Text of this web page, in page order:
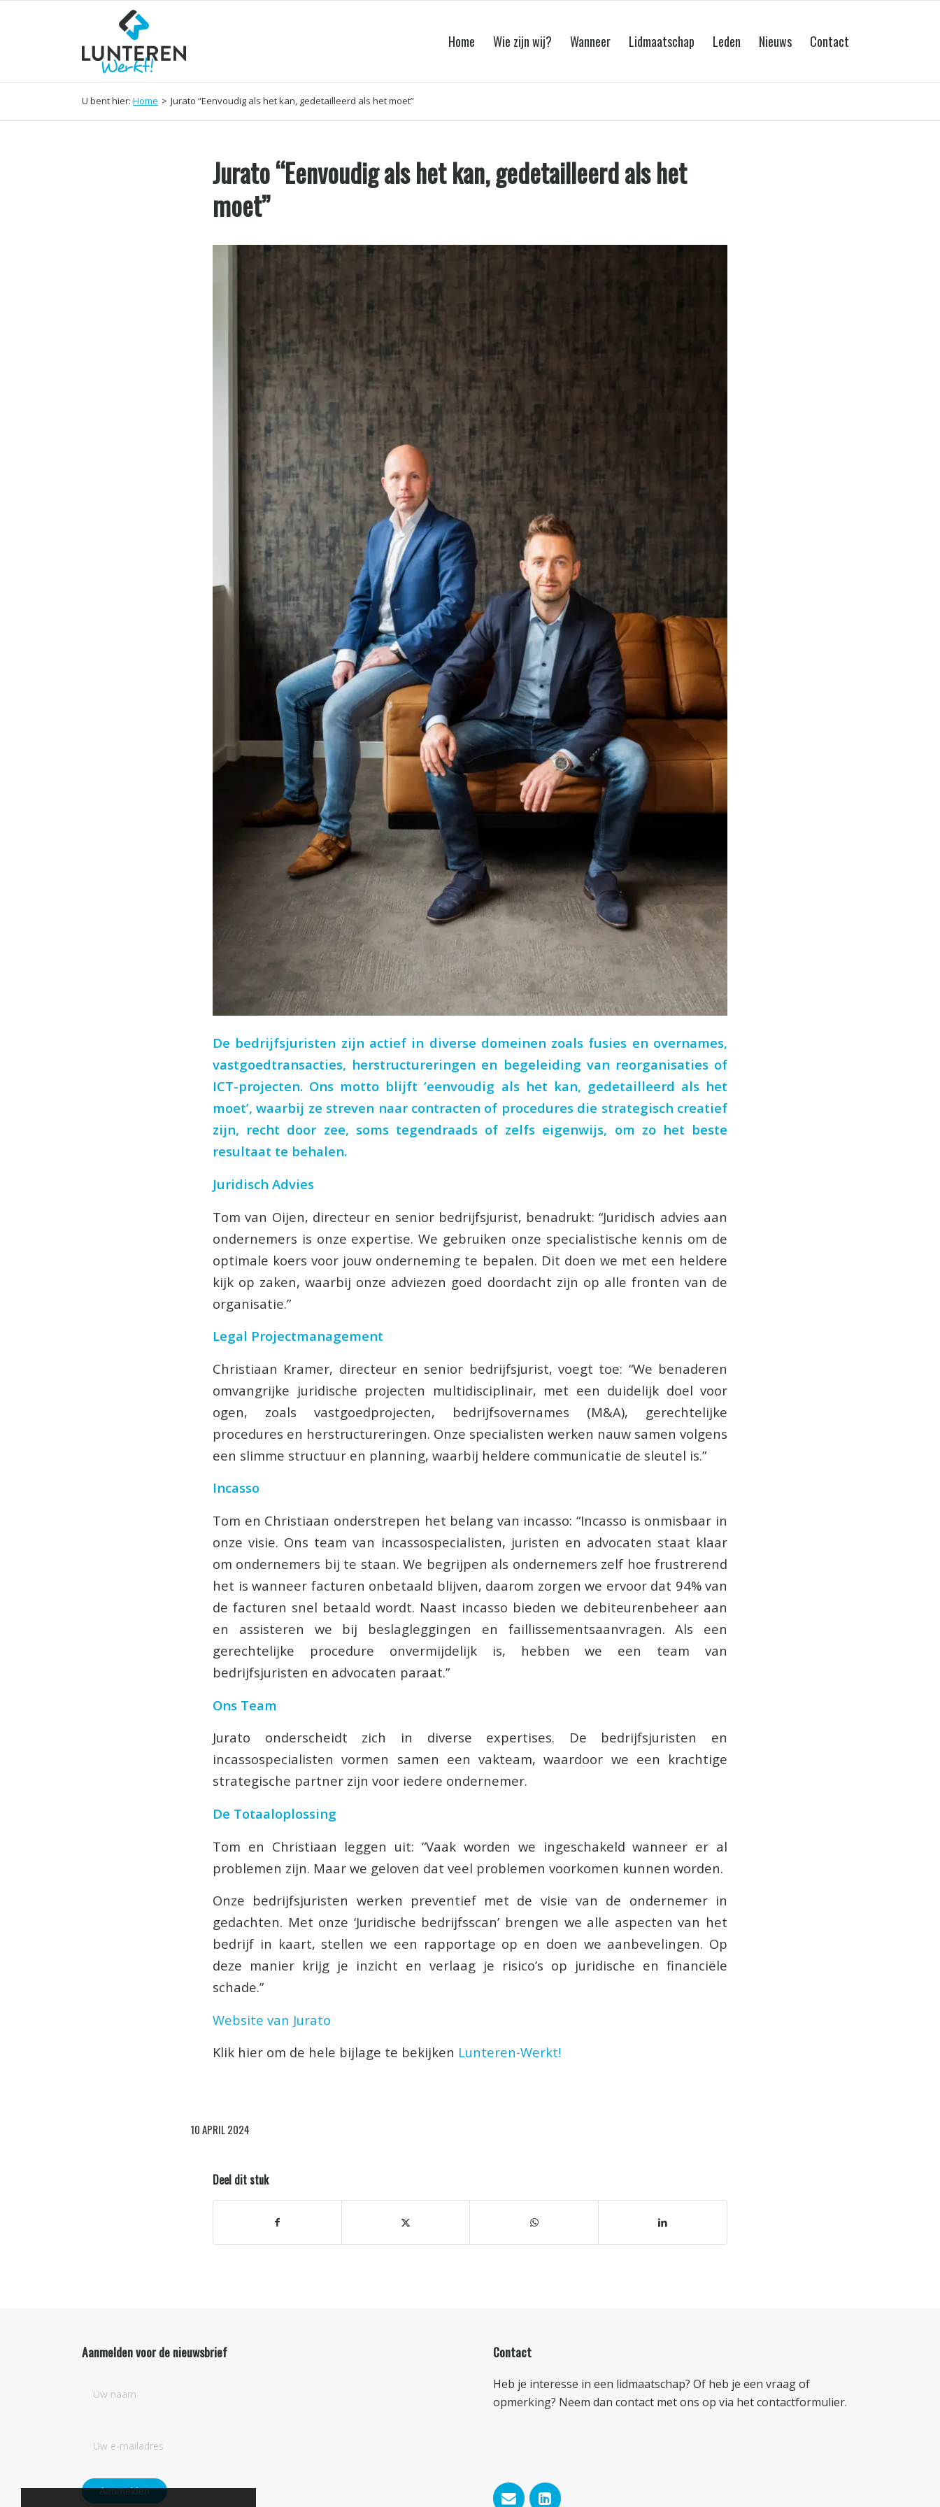
Home Wie zijn wij? Wanneer Lidmaatschap Leden Nieuws Contact
U bent hier: Home > Jurato “Eenvoudig als het kan, gedetailleerd als het moet”
Jurato “Eenvoudig als het kan, gedetailleerd als het
moet”
De bedrijfsjuristen zijn actief in diverse domeinen zoals fusies en overnames,
vastgoedtransacties, herstructureringen en begeleiding van reorganisaties of
ICT-projecten. Ons motto blijft ‘eenvoudig als het kan, gedetailleerd als het
moet’, waarbij ze streven naar contracten of procedures die strategisch creatief
zijn, recht door zee, soms tegendraads of zelfs eigenwijs, om zo het beste
resultaat te behalen.
Juridisch Advies
Tom van Oijen, directeur en senior bedrijfsjurist, benadrukt: “Juridisch advies aan
ondernemers is onze expertise. We gebruiken onze specialistische kennis om de
optimale koers voor jouw onderneming te bepalen. Dit doen we met een heldere
kijk op zaken, waarbij onze adviezen goed doordacht zijn op alle fronten van de
organisatie.”
Legal Projectmanagement
Christiaan Kramer, directeur en senior bedrijfsjurist, voegt toe: “We benaderen
omvangrijke juridische projecten multidisciplinair, met een duidelijk doel voor
ogen, zoals vastgoedprojecten, bedrijfsovernames (M&A), gerechtelijke
procedures en herstructureringen. Onze specialisten werken nauw samen volgens
een slimme structuur en planning, waarbij heldere communicatie de sleutel is.”
Incasso
Tom en Christiaan onderstrepen het belang van incasso: “Incasso is onmisbaar in
onze visie. Ons team van incassospecialisten, juristen en advocaten staat klaar
om ondernemers bij te staan. We begrijpen als ondernemers zelf hoe frustrerend
het is wanneer facturen onbetaald blijven, daarom zorgen we ervoor dat 94% van
de facturen snel betaald wordt. Naast incasso bieden we debiteurenbeheer aan
en assisteren we bij beslagleggingen en faillissementsaanvragen. Als een
gerechtelijke procedure onvermijdelijk is, hebben we een team van
bedrijfsjuristen en advocaten paraat.”
Ons Team
Jurato onderscheidt zich in diverse expertises. De bedrijfsjuristen en
incassospecialisten vormen samen een vakteam, waardoor we een krachtige
strategische partner zijn voor iedere ondernemer.
De Totaaloplossing
Tom en Christiaan leggen uit: “Vaak worden we ingeschakeld wanneer er al
problemen zijn. Maar we geloven dat veel problemen voorkomen kunnen worden.
Onze bedrijfsjuristen werken preventief met de visie van de ondernemer in
gedachten. Met onze ‘Juridische bedrijfsscan’ brengen we alle aspecten van het
bedrijf in kaart, stellen we een rapportage op en doen we aanbevelingen. Op
deze manier krijg je inzicht en verlaag je risico’s op juridische en financiële
schade.”
Website van Jurato
Klik hier om de hele bijlage te bekijken Lunteren-Werkt!
10 APRIL 2024
Deel dit stuk
Aanmelden voor de nieuwsbrief Contact
Heb je interesse in een lidmaatschap? Of heb je een vraag of
opmerking? Neem dan contact met ons op via hetcontactformulier.